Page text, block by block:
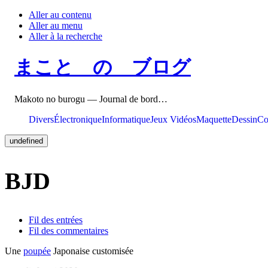
Aller au contenu
Aller au menu
Aller à la recherche
まこと の ブログ
Makoto no burogu — Journal de bord…
DiversÉlectroniqueInformatiqueJeux VidéosMaquetteDessin
undefined
BJD
Fil des entrées
Fil des commentaires
Une poupée Japonaise customisée